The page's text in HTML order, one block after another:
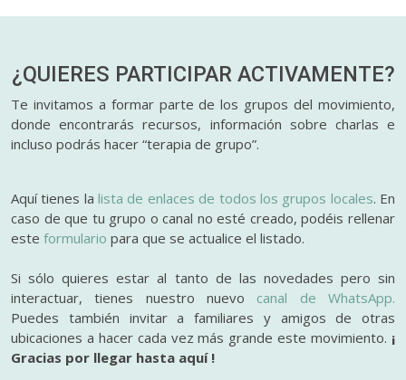
¿QUIERES PARTICIPAR ACTIVAMENTE?
Te invitamos a formar parte de los grupos del movimiento,
donde encontrarás recursos, información sobre charlas e
incluso podrás hacer “terapia de grupo”.
Aquí tienes lalista de enlaces de todos los grupos locales. En
caso de que tu grupo o canal no esté creado, podéis rellenar
este formulario para que se actualice el listado.
Si sólo quieres estar al tanto de las novedades pero sin
interactuar, tienes nuestro nuevo canal de WhatsApp.
Puedes también invitar a familiares y amigos de otras
ubicaciones a hacer cada vez más grande este movimiento. ¡
Gracias por llegar hasta aquí !